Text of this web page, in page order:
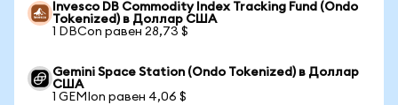
Invesco DB Commodity Index Tracking Fund (Ondo
Tokenized) в Доллар США
1 DBCon равен 28,73 $
Gemini Space Station (Ondo Tokenized) в Доллар
США
1 GEMIon равен 4,06 $